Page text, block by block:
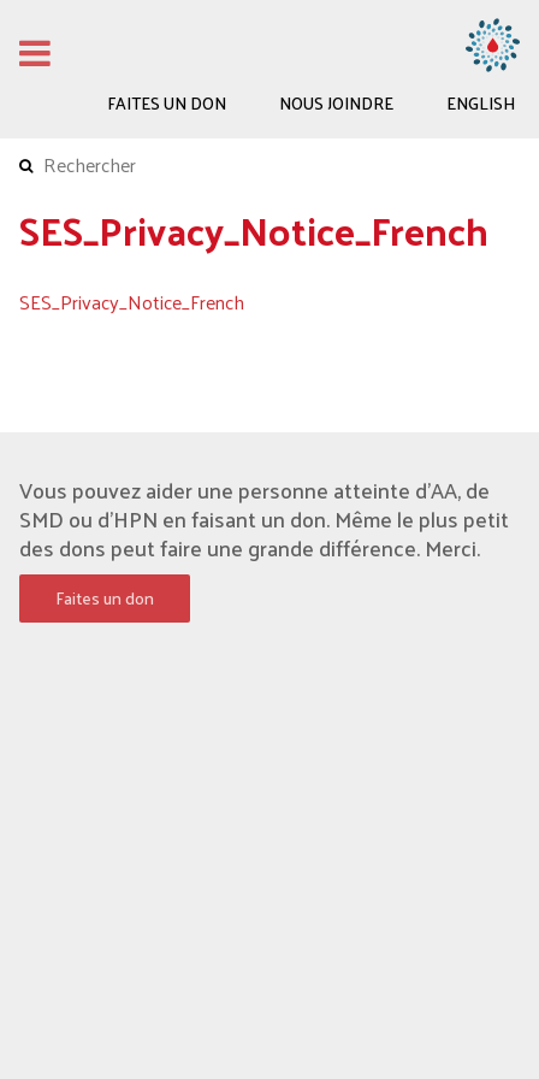
FAITES UN DON NOUS JOINDRE ENGLISH
SES_Privacy_Notice_French
SES_Privacy_Notice_French
Vous pouvez aider une personne atteinte d'AA, de
SMD ou d’HPN en faisant un don. Même le plus petit
des dons peut faire une grande différence. Merci.
Faites un don